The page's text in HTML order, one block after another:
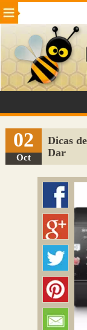
Beleza Cinema e TV
Internet Jogos
VeÃ­culos Adulto
Sugerir Link
Adicionar Blog
Colmeia Exchange
02
Oct
Dicas
Dar